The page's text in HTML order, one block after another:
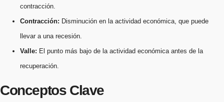
contracción.
Contracción: Disminución en la actividad económica, que puede
llevar a una recesión.
Valle: El punto más bajo de la actividad económica antes de la
recuperación.
Conceptos Clave